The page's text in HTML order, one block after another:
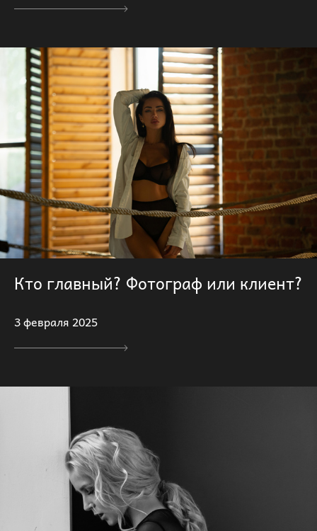
Кто главный? Фотограф или клиент?
3 февраля 2025